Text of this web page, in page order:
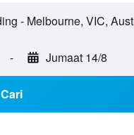
- Jumaat 14/8
Cari